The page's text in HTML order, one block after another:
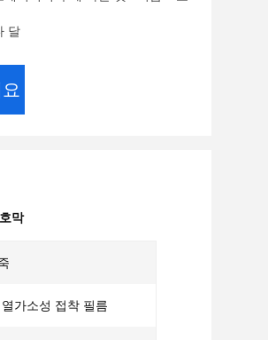
달
막
가소성 접착 필름